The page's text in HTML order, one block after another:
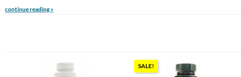
continue reading »
SALE!